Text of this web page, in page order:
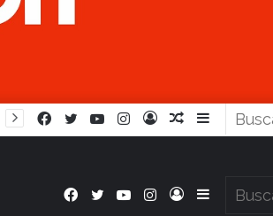
Barra
Artículo
Iniciar
Instagram
YouTube
Twitter
Facebook
Barra
Iniciar
Instagram
YouTube
Twitter
Facebook